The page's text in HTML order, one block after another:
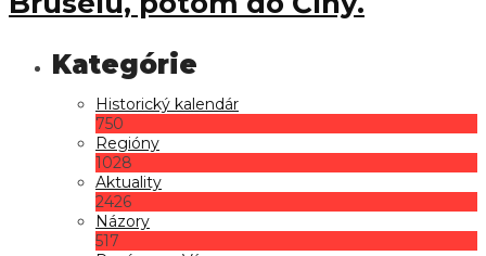
Historický kalendár
750
Regióny
1028
Aktuality
2426
Názory
517